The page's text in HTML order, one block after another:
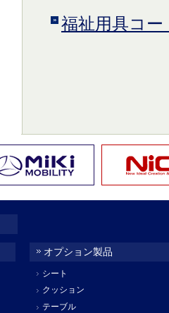
福祉用具コ
オプション製品
シート
クッション
テーブル